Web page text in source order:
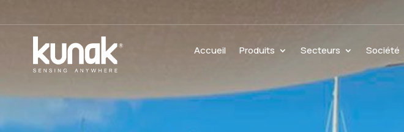
Accueil Produits Secteurs Société